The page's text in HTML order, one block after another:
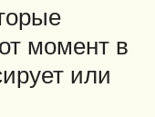
момент в
или